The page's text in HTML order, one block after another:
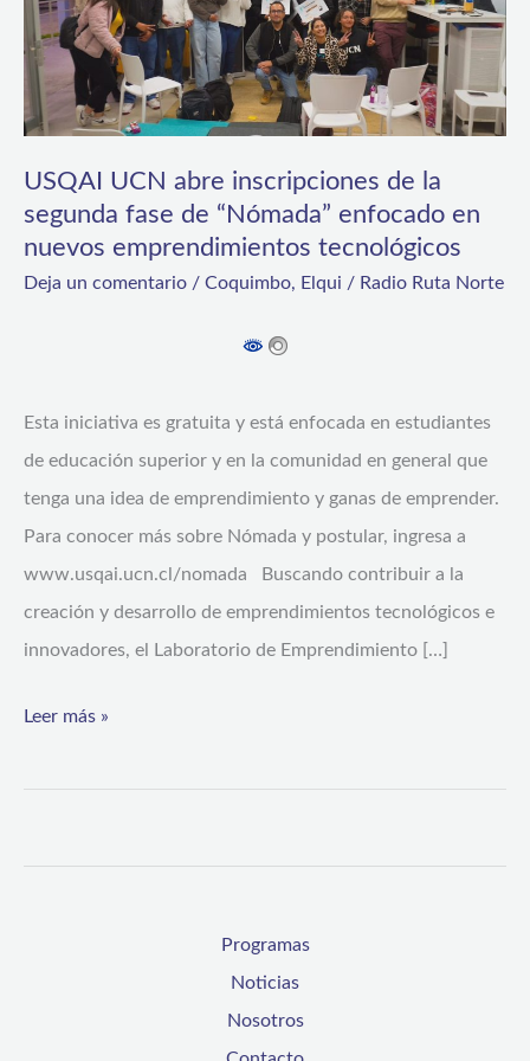
USQAI UCN abre inscripciones de la
segunda fase de “Nómada” enfocado en
nuevos emprendimientos tecnológicos
Deja un comentario / Coquimbo, Elqui / Radio Ruta Norte
Esta iniciativa es gratuita y está enfocada en estudiantes
de educación superior y en la comunidad en general que
tenga una idea de emprendimiento y ganas de emprender.
Para conocer más sobre Nómada y postular, ingresa a
www.usqai.ucn.cl/nomada Buscando contribuir a la
creación y desarrollo de emprendimientos tecnológicos e
innovadores, el Laboratorio de Emprendimiento […]
la
segunda
fase
“Nómada”
enfocado
en
Leer más »
Programas
Noticias
Nosotros